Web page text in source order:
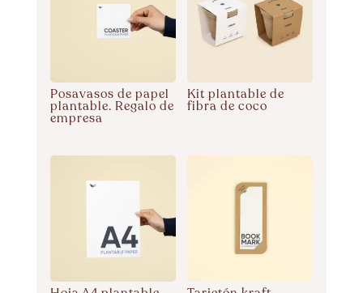
Posavasos de papel
plantable. Regalo de
empresa
Kit plantable de
fibra de coco